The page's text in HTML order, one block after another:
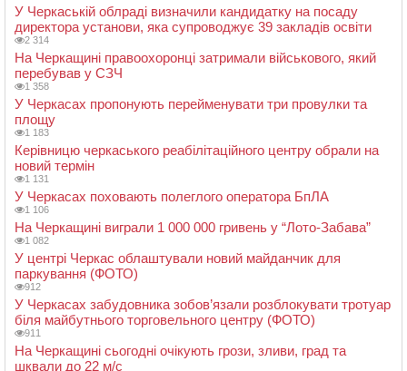
У Черкаській облраді визначили кандидатку на посаду
директора установи, яка супроводжує 39 закладів освіти
2 314
На Черкащині правоохоронці затримали військового, який
перебував у СЗЧ
1 358
У Черкасах пропонують перейменувати три провулки та
площу
1 183
Керівницю черкаського реабілітаційного центру обрали на
новий термін
1 131
У Черкасах поховають полеглого оператора БпЛА
1 106
На Черкащині виграли 1 000 000 гривень у “Лото-Забава”
1 082
У центрі Черкас облаштували новий майданчик для
паркування (ФОТО)
912
У Черкасах забудовника зобов’язали розблокувати тротуар
біля майбутнього торговельного центру (ФОТО)
911
На Черкащині сьогодні очікують грози, зливи, град та
шквали до 22 м/с